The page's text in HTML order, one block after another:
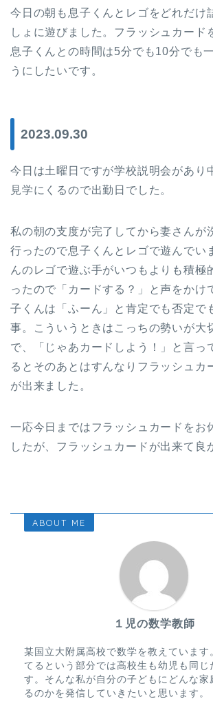
今日の朝も息子くんとレゴをどれだけ
しょに遊びました。フラッシュカード
息子くんとの時間は5分でも10分でも
うにしたいです。
2023.09.30
今日は土曜日ですが学校説明会があり
見学にくるので出勤日でした。
私の朝の支度が完了してから妻さんが
行ったので息子くんとレゴで遊んでい
んのレゴで遊ぶ手がいつもよりも積極
ったので「カードする？」と声をかけ
子くんは「ふーん」と肯定でも否定で
事。こういうときはこっちの勢いが大
で、「じゃあカードしよう！」と言っ
るとそのあとはすんなりフラッシュカ
が出来ました。
一応今日まではフラッシュカードをお
したが、フラッシュカードが出来て良
ABOUT ME
１児の数学教師
某国立大附属高校で数学を教えています
てるという部分では高校生も幼児も同じ
す。そんな私が自分の子どもにどんな家
るのかを発信していきたいと思います。